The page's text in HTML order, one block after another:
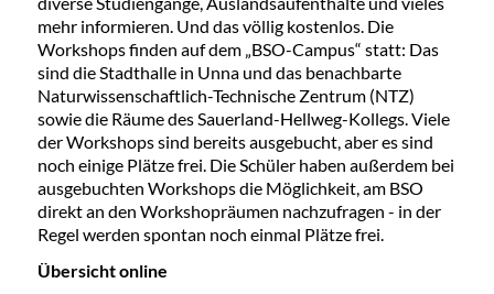
mehr informieren. Und das völlig kostenlos. Die
Workshops finden auf dem „BSO-Campus“ statt: Das
sind die Stadthalle in Unna und das benachbarte
Naturwissenschaftlich-Technische Zentrum (NTZ)
sowie die Räume des Sauerland-Hellweg-Kollegs. Viele
der Workshops sind bereits ausgebucht, aber es sind
noch einige Plätze frei. Die Schüler haben außerdem bei
ausgebuchten Workshops die Möglichkeit, am BSO
direkt an den Workshopräumen nachzufragen - in der
Regel werden spontan noch einmal Plätze frei.
Übersicht online